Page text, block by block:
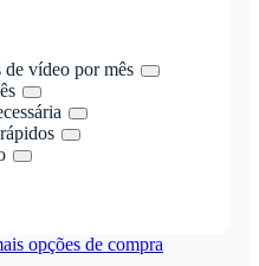
vídeo por mês
opções de compra